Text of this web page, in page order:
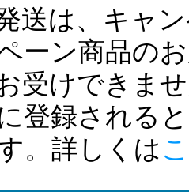
送は、キャ
ーン商品の
受けできま
登録される
。詳しくは